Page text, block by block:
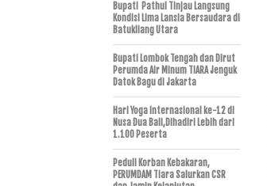
Bupati Pathul Tinjau Langsung
Kondisi Lima Lansia Bersaudara di
Batukliang Utara
Bupati Lombok Tengah dan Dirut
Perumda Air Minum TIARA Jenguk
Datok Bagu di Jakarta
Hari Yoga Internasional ke-12 di
Nusa Dua Bali,Dihadiri Lebih dari
1.100 Peserta
Peduli Korban Kebakaran,
PERUMDAM Tiara Salurkan CSR